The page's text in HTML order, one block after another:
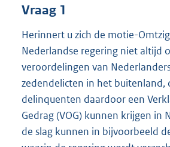
Vraag 1
Herinnert u zich de motie-
Nederlandse regering niet altijd
veroordelingen van
zedendelicten in het buitenland,
delinquenten daardoor een
Gedrag (VOG) kunnen krijgen in
de slag kunnen in bijvoorbeeld